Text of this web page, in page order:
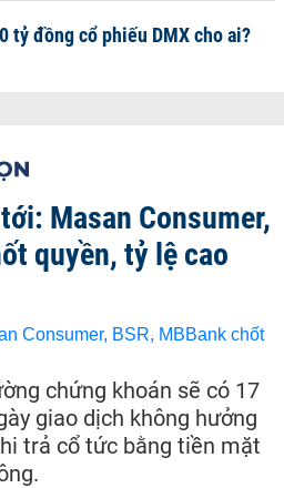
tỷ đồng cổ phiếu DMX cho ai?
Masan Consumer,
quyền, tỷ lệ cao
chứng khoán sẽ có 17
giao dịch không hưởng
trả cổ tức bằng tiền mặt